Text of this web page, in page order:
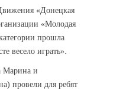
«Донецкая
«Молодая
прошла
весело играть».
Марина и
провели для ребят